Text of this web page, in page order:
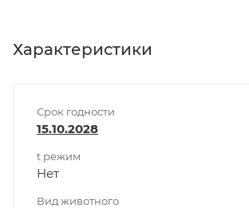
Характеристики
Срок годности
15.10.2028
t режим
Нет
Вид животного